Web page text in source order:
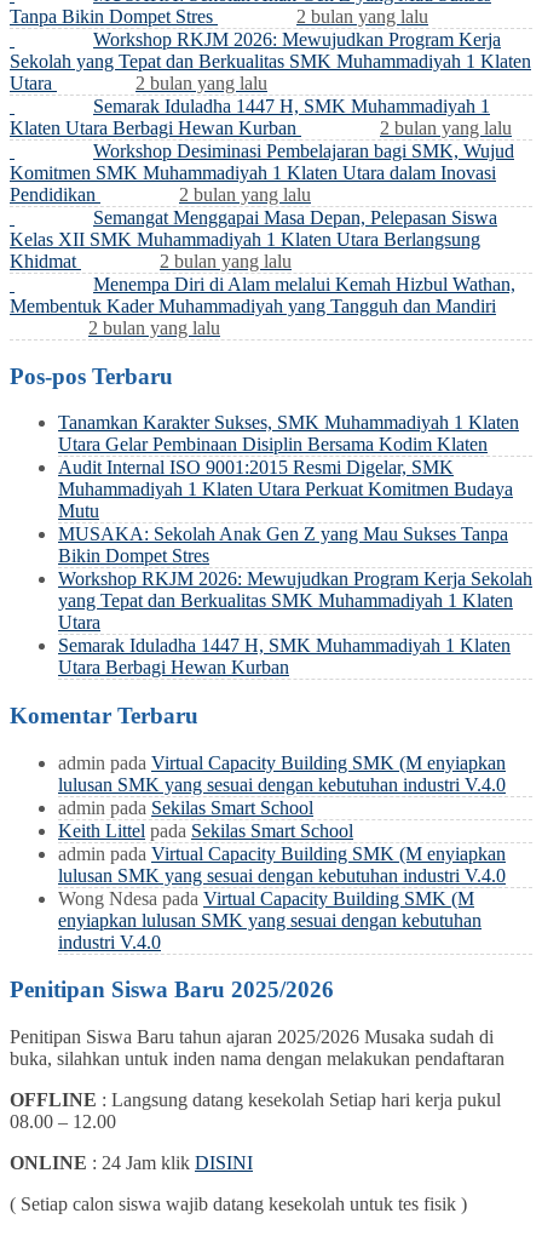
Tanpa Bikin Dompet Stres
2 bulan yang lalu
Workshop RKJM 2026: Mewujudkan Program Kerja
Sekolah yang Tepat dan Berkualitas SMK Muhammadiyah 1 Klaten
Utara
2 bulan yang lalu
Semarak Iduladha 1447 H, SMK Muhammadiyah 1
Klaten Utara Berbagi Hewan Kurban
2 bulan yang lalu
Workshop Desiminasi Pembelajaran bagi SMK, Wujud
Komitmen SMK Muhammadiyah 1 Klaten Utara dalam Inovasi
Pendidikan
2 bulan yang lalu
Semangat Menggapai Masa Depan, Pelepasan Siswa
Kelas XII SMK Muhammadiyah 1 Klaten Utara Berlangsung
Khidmat
2 bulan yang lalu
Menempa Diri di Alam melalui Kemah Hizbul Wathan,
Membentuk Kader Muhammadiyah yang Tangguh dan Mandiri
2 bulan yang lalu
Pos-pos Terbaru
Tanamkan Karakter Sukses, SMK Muhammadiyah 1 Klaten
Utara Gelar Pembinaan Disiplin Bersama Kodim Klaten
Audit Internal ISO 9001:2015 Resmi Digelar, SMK
Muhammadiyah 1 Klaten Utara Perkuat Komitmen Budaya
Mutu
MUSAKA: Sekolah Anak Gen Z yang Mau Sukses Tanpa
Bikin Dompet Stres
Workshop RKJM 2026: Mewujudkan Program Kerja Sekolah
yang Tepat dan Berkualitas SMK Muhammadiyah 1 Klaten
Utara
Semarak Iduladha 1447 H, SMK Muhammadiyah 1 Klaten
Utara Berbagi Hewan Kurban
Komentar Terbaru
admin pada Virtual Capacity Building SMK (M enyiapkan
lulusan SMK yang sesuai dengan kebutuhan industri V.4.0
admin pada Sekilas Smart School
Keith Littel pada Sekilas Smart School
admin pada Virtual Capacity Building SMK (M enyiapkan
lulusan SMK yang sesuai dengan kebutuhan industri V.4.0
Wong Ndesa pada Virtual Capacity Building SMK (M
enyiapkan lulusan SMK yang sesuai dengan kebutuhan
industri V.4.0
Penitipan Siswa Baru 2025/2026
Penitipan Siswa Baru tahun ajaran 2025/2026 Musaka sudah di
buka, silahkan untuk inden nama dengan melakukan pendaftaran
OFFLINE : Langsung datang kesekolah Setiap hari kerja pukul
08.00 – 12.00
ONLINE : 24 Jam klik DISINI
( Setiap calon siswa wajib datang kesekolah untuk tes fisik )